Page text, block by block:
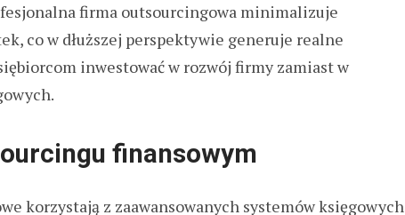
firma outsourcingowa minimalizuje
co w dłuższej perspektywie generuje realne
inwestować w rozwój firmy zamiast w
finansowym
korzystają z zaawansowanych systemów księgowych